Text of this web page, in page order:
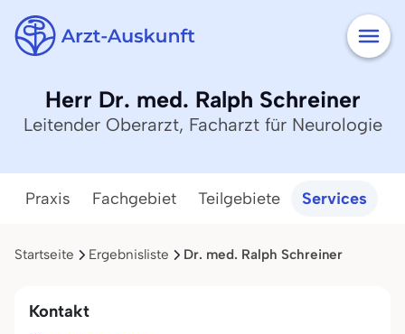
Herr Dr. med. Ralph Schreiner
Leitender Oberarzt, Facharzt für Neurologie
Praxis Fachgebiet Teilgebiete Services
Startseite Ergebnisliste Dr. med. Ralph Schreiner
Kontakt